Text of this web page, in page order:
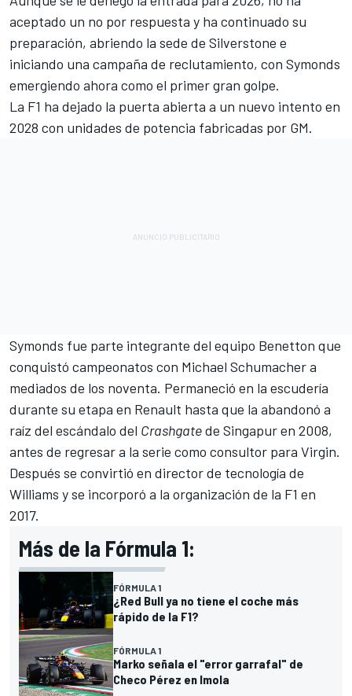
aceptado un no por respuesta y ha continuado su
preparación, abriendo la sede de Silverstone e
iniciando una campaña de reclutamiento, con Symonds
emergiendo ahora como el primer gran golpe.
La F1 ha dejado la puerta abierta a un nuevo intento en
2028 con unidades de potencia fabricadas por GM.
Symonds fue parte integrante del equipo Benetton que
conquistó campeonatos con Michael Schumacher a
mediados de los noventa. Permaneció en la escudería
durante su etapa en Renault hasta que la abandonó a
raíz del escándalo del Crashgatede Singapur en 2008,
antes de regresar a la serie como consultor para Virgin.
Después se convirtió en director de tecnología de
Williams y se incorporó a la organización de la F1 en
2017.
Más de la Fórmula 1:
FÓRMULA 1
¿Red Bull ya no tiene el coche más
rápido de la F1?
FÓRMULA 1
Marko señala el "error garrafal" de
Checo Pérez en Imola